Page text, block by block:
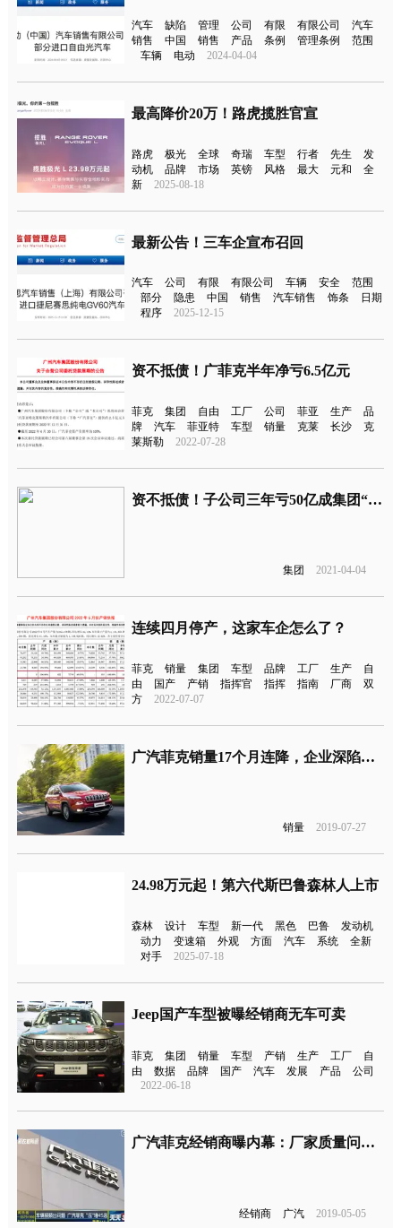
汽车 缺陷 管理 公司 有限 有限公司
汽车
销售
中国 销售 产品 条例 管理条例
范围
车辆
电动 2024-04-04
最高降价20万！路虎揽胜官宣
路虎 极光 全球 奇瑞 车型 行者 先生
发
动机
品牌 市场 英镑 风格 最大 元和
全
新
2025-08-18
最新公告！三车企宣布召回
汽车 公司 有限 有限公司 车辆 安全
范围
部分
隐患 中国 销售 汽车销售 饰条
日期
程序
2025-12-15
资不抵债！广菲克半年净亏6.5亿元
菲克 集团 自由 工厂 公司 菲亚 生产
品
牌
汽车 菲亚特 车型 销量 克莱 长沙
克
莱斯勒
2022-07-28
资不抵债！子公司三年亏50亿成集团“拖累”
集团 2021-04-04
连续四月停产，这家车企怎么了？
菲克 销量 集团 车型 品牌 工厂 生产
自
由
国产 产销 指挥官 指挥 指南 厂商
双
方
2022-07-07
广汽菲克销量17个月连降，企业深陷绝地然后自救
销量 2019-07-27
24.98万元起！第六代斯巴鲁森林人上市
森林 设计 车型 新一代 黑色 巴鲁
发动机
动力
变速箱 外观 方面 汽车 系统
全新
对手
2025-07-18
Jeep国产车型被曝经销商无车可卖
菲克 集团 销量 车型 产销 生产 工厂
自
由
数据 品牌 国产 汽车 发展 产品
公司
2022-06-18
广汽菲克经销商曝内幕：厂家质量问题不解决，压库严重苦不堪言
经销商 广汽 2019-05-05